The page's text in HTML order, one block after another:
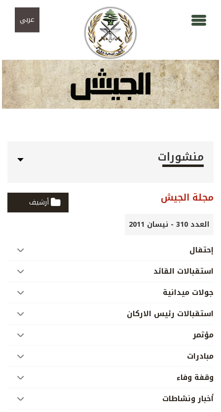
عربي
منشورات
مجلة الجيش
أرشيف
العدد 310 - نيسان 2011
إحتفال
استقبالات القائد
جولات ميدانية
استقبالات رئيس الاركان
مؤتمر
مبادرات
وقفة وفاء
أخبار ونشاطات